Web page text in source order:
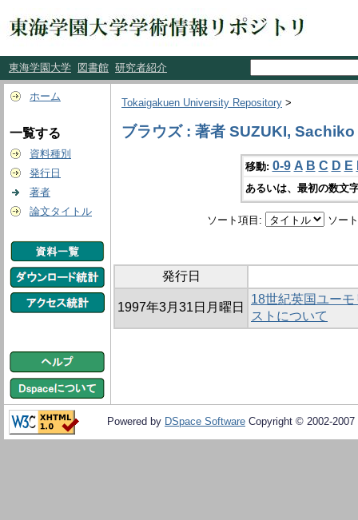
東海学園大学 図書館 研究者紹介
ホーム
一覧する
資料種別
発行日
著者
論文タイトル
Tokaigakuen University Repository >
ブラウズ : 著者 SUZUKI, Sachiko
移動: 0-9 A B C D E
あるいは、最初の数文
ソート項目: ソー
発行日
1997年3月31日月曜日
18世紀英国ユー
ストについて
Powered by DSpace Software Copyright © 2002-2007